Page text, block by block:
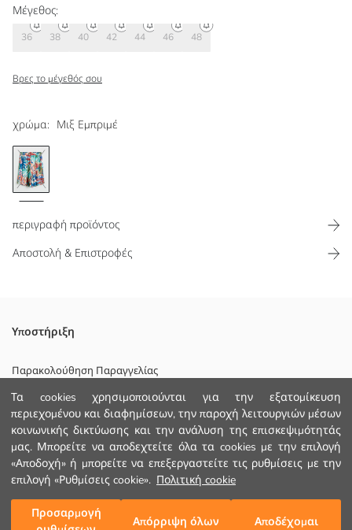
Τα cookies χρησιμοποιούνται για την εξατομίκευση
περιεχομένου και διαφημίσεων, την παροχή λειτουργιών μέσων
κοινωνικής δικτύωσης και την ανάλυση της επισκεψιμότητάς
μας. Μπορείτε να αποδεχτείτε όλα τα cookies με την επιλογή
«Αποδοχή» ή μπορείτε να επεξεργαστείτε τις ρυθμίσεις με την
επιλογή «Ρυθμίσεις cookie». Πολιτική cookie
Προσαρμογή
Απόρριψη όλων Αποδέχομαι
χρώμα: Μιξ Εμπριμέ
Μέγεθος:
36 38 40 42 44 46 48
Βρες το μέγεθός σου
Προσθήκη στο καλάθι
περιγραφή προϊόντος
Αποστολή & Επιστροφές
Σορτς για γυναίκες με τροπικό μοτίβο φύλλων· ελαστική μέση,
σούρες και κορδόνι, με πλαϊνές τσέπες.
Κυριο Υφασμα:
Χώρα προέλευσης:
Πωλητής:
Υπο-μάρκα:
Φύλο:
Γραμμή Μέσης:
Υποστήριξη
Παρακολούθηση Παραγγελίας
Φόρμα Επικοινωνίας
+30 2102201080
ΒΟΗΘΕΙΑ
Συχνές Ερωτήσεις (FAQ)